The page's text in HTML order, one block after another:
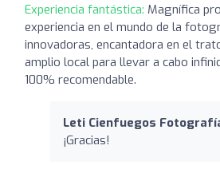
Experiencia fantástica: Magnífica
experiencia en el mundo de la
innovadoras, encantadora en el
amplio local para llevar a cabo
100% recomendable.
Leti Cienfuegos
¡Gracias!